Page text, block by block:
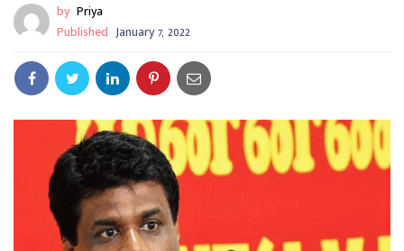
by Priya
Published January 7, 2022